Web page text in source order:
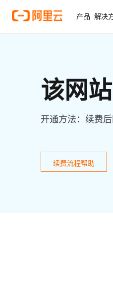
产品 解决
该网
开通方法：续费
续费流程帮助